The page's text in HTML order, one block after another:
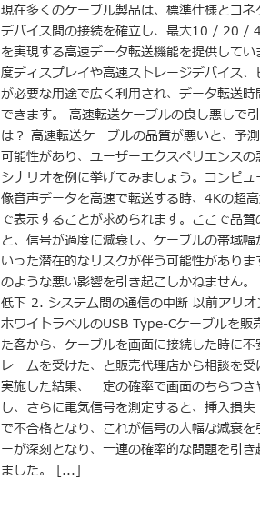
現在多くのケーブル製品は、標準仕様とコ
デバイス間の接続を確立し、最大10 / 20 /
を実現する高速データ転送機能を提供して
度ディスプレイや高速ストレージデバイス
が必要な用途で広く利用され、データ転送
できます。 高速転送ケーブルの良し悪しで
は？ 高速転送ケーブルの品質が悪いと、予
可能性があり、ユーザーエクスペリエンス
シナリオを例に挙げてみましょう。コンピ
像音声データを高速で転送する時、4Kの超
で表示することが求められます。ここで品
と、信号が過度に減衰し、ケーブルの帯域
いった潜在的なリスクが伴う可能性があり
のような悪い影響を引き起こしかねません
低下 2. システム間の通信の中断 以前アリ
ホワイトラベルのUSB Type-Cケーブルを販
た客から、ケーブルを画面に接続した時に
レームを受けた、と販売代理店から相談を
実施した結果、一定の確率で画面のちらつ
し、さらに電気信号を測定すると、挿入損
で不合格となり、これが信号の大幅な減衰
ーが深刻となり、一連の確率的な問題を引
ました。 [...]